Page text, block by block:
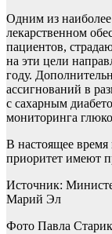
Одним из
лекарственном
пациентов,
на эти цели
году.
ассигнований в
с сахарным
мониторинга
В настоящее время
приоритет имеют
Источник:
Марий Эл
Фото Павла